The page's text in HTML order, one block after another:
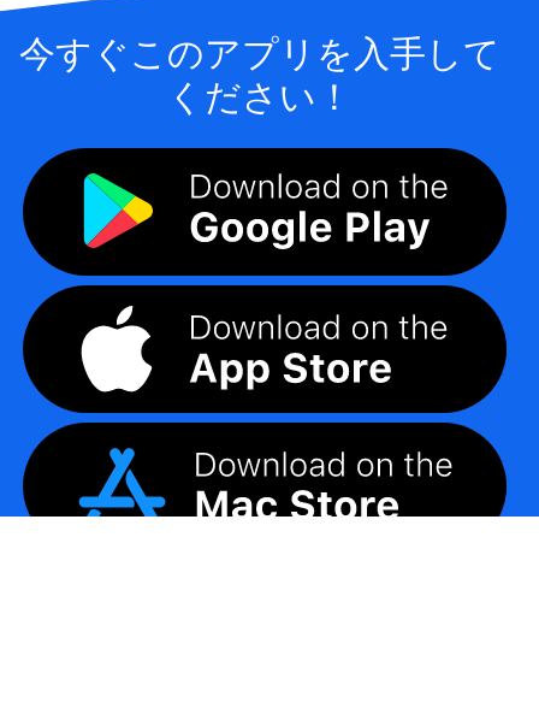
今すぐこのアプリを入手して
ください！